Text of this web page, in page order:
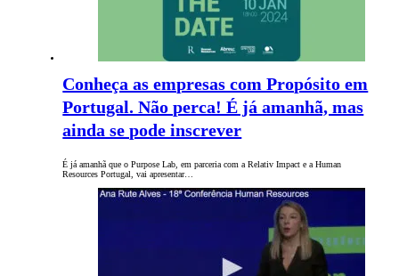
Conheça as empresas com Propósito em
Portugal. Não perca! É já amanhã, mas
ainda se pode inscrever
É já amanhã que o Purpose Lab, em parceria com a Relativ Impact e a Human
Resources Portugal, vai apresentar…